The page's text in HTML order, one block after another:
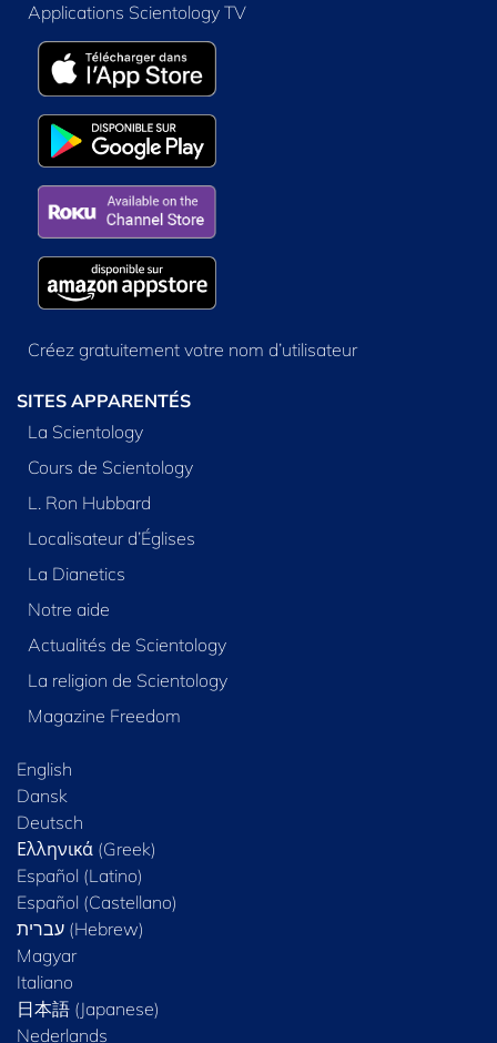
Applications Scientology TV
Créez gratuitement votre nom d’utilisateur
SITES APPARENTÉS
La Scientology
Cours de Scientology
L. Ron Hubbard
Localisateur d’Églises
La Dianetics
Notre aide
Actualités de Scientology
La religion de Scientology
Magazine Freedom
English
Dansk
Deutsch
Ελληνικά (Greek)
Español (Latino)
Español (Castellano)
Magyar
Italiano
日本語 (Japanese)
Nederlands